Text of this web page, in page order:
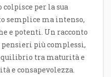
per la sua
semplice ma intenso,
e potenti. Un racconto
più complessi,
tra maturità e
e consapevolezza.